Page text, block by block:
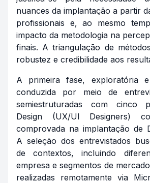
nuances da implantação a partir
profissionais e, ao mesmo
impacto da metodologia na
finais. A triangulação de
robustez e credibilidade aos
A primeira fase, exploratória
conduzida por meio de
semiestruturadas com cinco
Design (UX/UI Designers)
comprovada na implantação de
A seleção dos entrevistados
de contextos, incluindo
empresa e segmentos de
realizadas remotamente via